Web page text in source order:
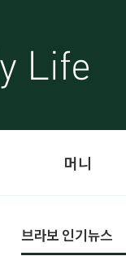
머니
브라보 인기뉴스